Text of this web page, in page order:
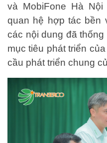
và MobiFone Hà
quan hệ hợp tác bền
các nội dung đã
mục tiêu phát triển
cầu phát triển chung